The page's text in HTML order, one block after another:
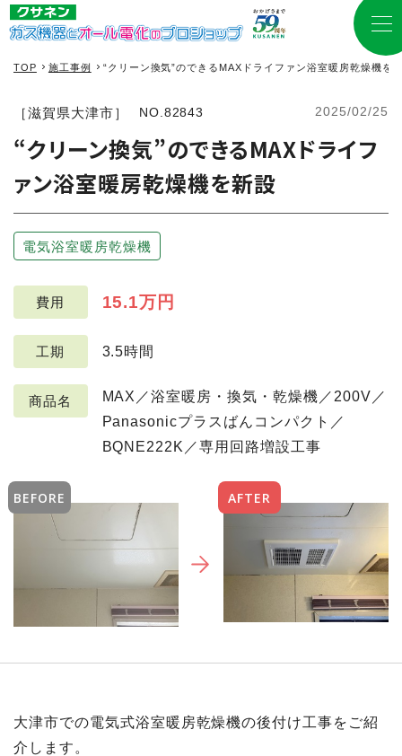
TOP 施工事例 “クリーン換気”のできるMAXドライファン浴室暖房乾燥機を
［滋賀県大津市］ NO.82843 2025/02/25
“クリーン換気”のできるMAXドライフ
ァン浴室暖房乾燥機を新設
電気浴室暖房乾燥機
費用 15.1万円
工期 3.5時間
商品名
MAX／浴室暖房・換気・乾燥機／200V／
Panasonicプラスばんコンパクト／
BQNE222K／専用回路増設工事
BEFORE AFTER
大津市での電気式浴室暖房乾燥機の後付け工事をご紹
介します。